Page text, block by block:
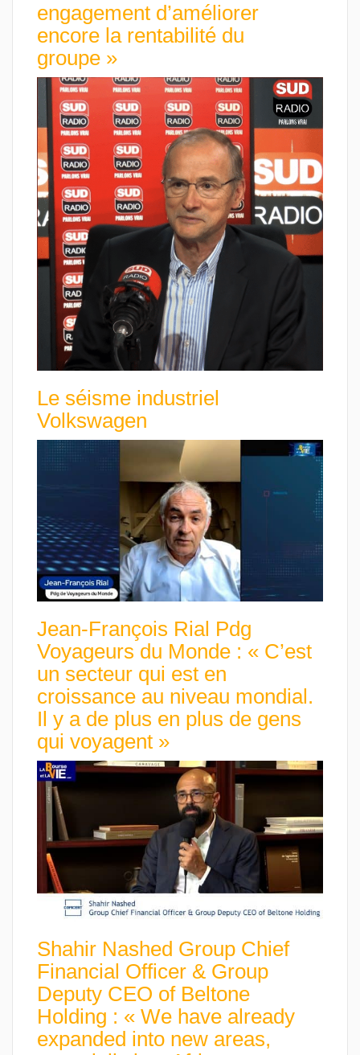
engagement d’améliorer
encore la rentabilité du
groupe »
Le séisme industriel
Volkswagen
Jean-François Rial Pdg
Voyageurs du Monde : « C’est
un secteur qui est en
croissance au niveau mondial.
Il y a de plus en plus de gens
qui voyagent »
Shahir Nashed Group Chief
Financial Officer & Group
Deputy CEO of Beltone
Holding : « We have already
expanded into new areas,